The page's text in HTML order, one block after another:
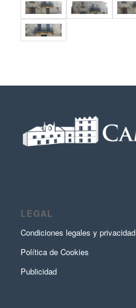
LEGAL
Condiciones legales y privacidad
Política de Cookies
Publicidad